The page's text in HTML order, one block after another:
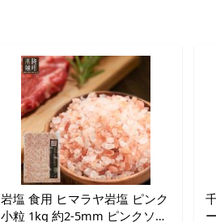
岩塩 食用 ヒマラヤ岩塩 ピンク
小粒 1kg 約2-5mm ピンクソル